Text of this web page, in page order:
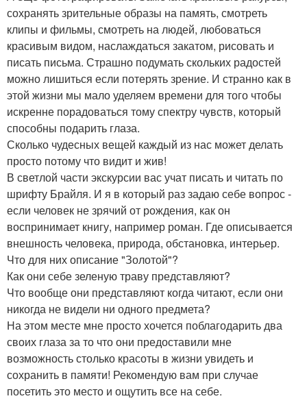
сохранять зрительные образы на память, смотреть
клипы и фильмы, смотреть на людей, любоваться
красивым видом, наслаждаться закатом, рисовать и
писать письма. Страшно подумать скольких радостей
можно лишиться если потерять зрение. И странно как в
этой жизни мы мало уделяем времени для того чтобы
искренне порадоваться тому спектру чувств, который
способны подарить глаза.
Сколько чудесных вещей каждый из нас может делать
просто потому что видит и жив!
В светлой части экскурсии вас учат писать и читать по
шрифту Брайля. И я в который раз задаю себе вопрос -
если человек не зрячий от рождения, как он
воспринимает книгу, например роман. Где описывается
внешность человека, природа, обстановка, интерьер.
Что для них описание "Золотой"?
Как они себе зеленую траву представляют?
Что вообще они представляют когда читают, если они
никогда не видели ни одного предмета?
На этом месте мне просто хочется поблагодарить два
своих глаза за то что они предоставили мне
возможность столько красоты в жизни увидеть и
сохранить в памяти! Рекомендую вам при случае
посетить это место и ощутить все на себе.